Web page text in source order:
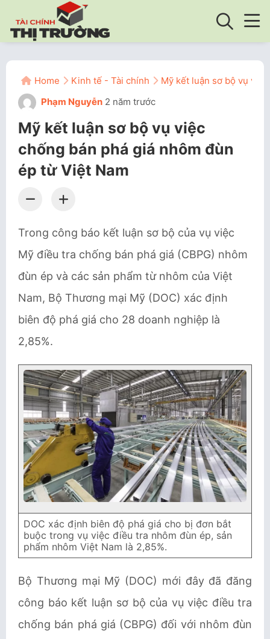
Home Kinh tế - Tài chính
Mỹ kết luận sơ bộ vụ
Phạm Nguyễn 2 năm trước
Mỹ kết luận sơ bộ vụ việc
chống bán phá giá nhôm đùn
ép từ Việt Nam
Trong công báo kết luận sơ bộ của vụ việc
Mỹ điều tra chống bán phá giá (CBPG) nhôm
đùn ép và các sản phẩm từ nhôm của Việt
Nam, Bộ Thương mại Mỹ (DOC) xác định
biên độ phá giá cho 28 doanh nghiệp là
2,85%.
DOC xác định biên độ phá giá cho bị đơn bắt
buộc trong vụ việc điều tra nhôm đùn ép, sản
phẩm nhôm Việt Nam là 2,85%.
Bộ Thương mại Mỹ (DOC) mới đây đã đăng
công báo kết luận sơ bộ của vụ việc điều tra
chống bán phá giá (CBPG) đối với nhôm đùn